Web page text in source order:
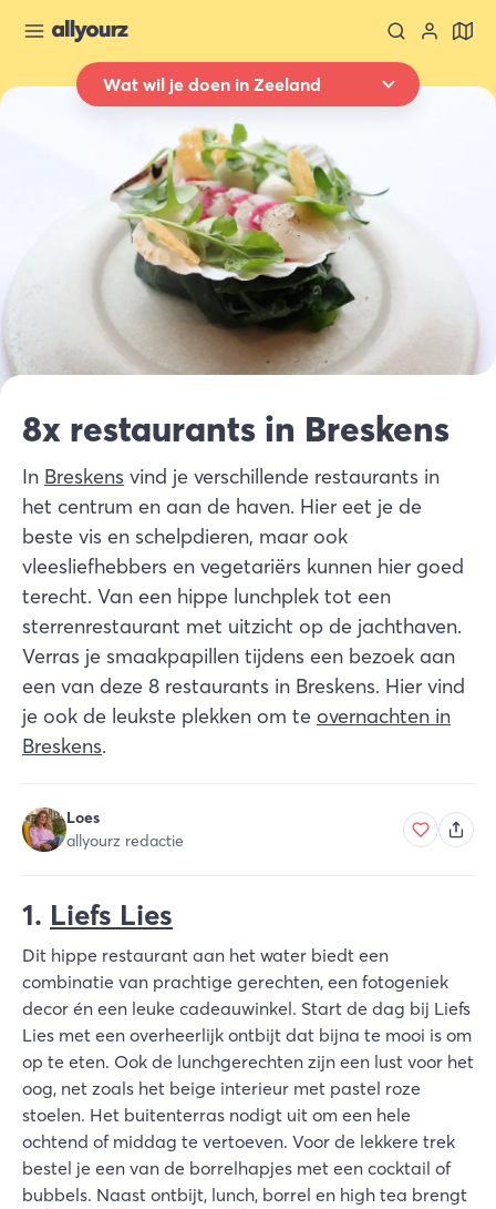
Wat wil je doen in Zeeland
Terug naar overzicht
Overnachten
Waar
Heel Zeeland
Wanneer
Selecteer datum
Type verblijf
Alle types
2 gasten
Zoek
8x restaurants in Breskens
In Breskens vind je verschillende restaurants in
het centrum en aan de haven. Hier eet je de
beste vis en schelpdieren, maar ook
vleesliefhebbers en vegetariërs kunnen hier goed
terecht. Van een hippe lunchplek tot een
sterrenrestaurant met uitzicht op de jachthaven.
Verras je smaakpapillen tijdens een bezoek aan
een van deze 8 restaurants in Breskens. Hier vind
je ook de leukste plekken om te overnachten in
Breskens.
Loes
allyourz redactie
1. Liefs Lies
Dit hippe restaurant aan het water biedt een
combinatie van prachtige gerechten, een fotogeniek
decor én een leuke cadeauwinkel. Start de dag bij Liefs
Lies met een overheerlijk ontbijt dat bijna te mooi is om
op te eten. Ook de lunchgerechten zijn een lust voor het
oog, net zoals het beige interieur met pastel roze
stoelen. Het buitenterras nodigt uit om een hele
ochtend of middag te vertoeven. Voor de lekkere trek
bestel je een van de borrelhapjes met een cocktail of
bubbels. Naast ontbijt, lunch, borrel en high tea brengt